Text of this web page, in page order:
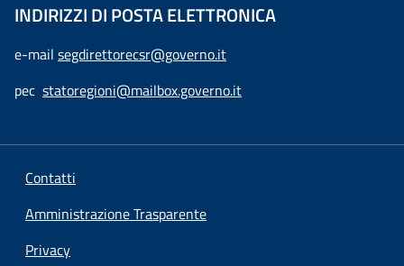
INDIRIZZI DI POSTA ELETTRONICA
e-mail segdirettorecsr@governo.it
pec statoregioni@mailbox.governo.it
Contatti
Amministrazione Trasparente
Privacy